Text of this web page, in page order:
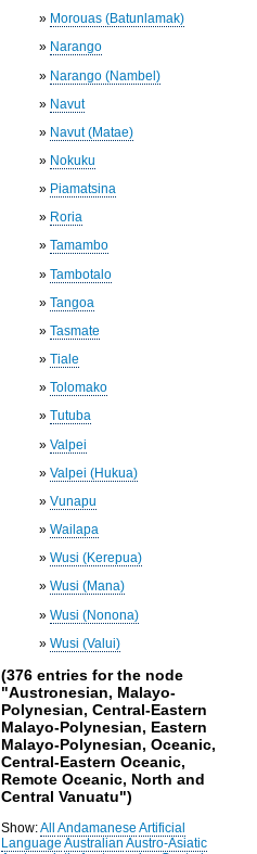
» Morouas (Batunlamak)
» Narango
» Narango (Nambel)
» Navut
» Navut (Matae)
» Nokuku
» Piamatsina
» Roria
»Tamambo
»Tambotalo
»Tangoa
»Tasmate
»Tiale
»Tolomako
»Tutuba
»Valpei
»Valpei (Hukua)
»Vunapu
»Wailapa
»Wusi (Kerepua)
»Wusi (Mana)
»Wusi (Nonona)
»Wusi (Valui)
(376 entries for the node
"Austronesian, Malayo-
Polynesian, Central-Eastern
Malayo-Polynesian, Eastern
Malayo-Polynesian, Oceanic,
Central-Eastern Oceanic,
Remote Oceanic, North and
Central Vanuatu")
Show:All Andamanese Artificial
Language Australian Austro-Asiatic